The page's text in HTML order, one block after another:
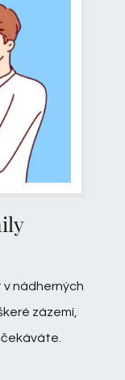
v nádherných
zázemí,